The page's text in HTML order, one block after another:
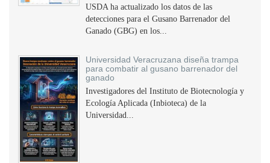
USDA ha actualizado los datos de las
detecciones para el Gusano Barrenador del
Ganado (GBG) en los...
Universidad Veracruzana diseña trampa
para combatir al gusano barrenador del
ganado
Investigadores del Instituto de Biotecnología y
Ecología Aplicada (Inbioteca) de la
Universidad...